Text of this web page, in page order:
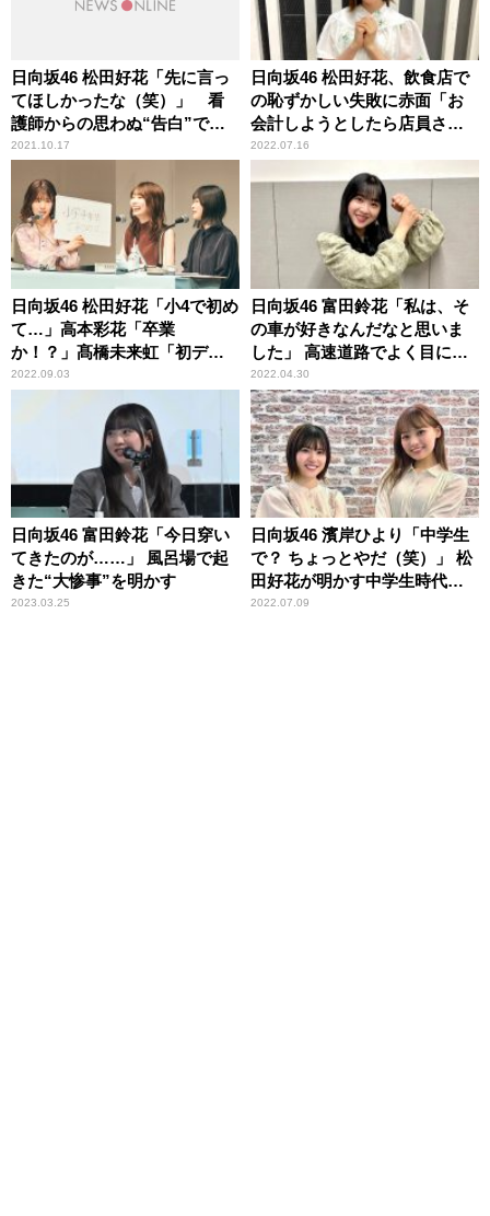
日向坂46 松田好花「先に言っ
てほしかったな（笑）」 看
護師からの思わぬ“告白”で頭
が真っ白になった顛末を明か
2021.10.17
日向坂46 松田好花、飲食店で
の恥ずかしい失敗に赤面「お
会計しようとしたら店員さん
が……」
2022.07.16
日向坂46 松田好花「小4で初め
て…」高本彩花「卒業
か！？」髙橋未来虹「初デー
ト！」 どこにも出してない
46松田好花の日向坂高校放送
部』公開収録イベントレポー
ト＜前編＞到着！
2022.09.03
日向坂46 富田鈴花「私は、そ
の車が好きなんだなと思いま
した」 高速道路でよく目につ
く車種を明かす
2022.04.30
日向坂46 富田鈴花「今日穿い
てきたのが……」 風呂場で起
きた“大惨事”を明かす
2023.03.25
日向坂46 濱岸ひより「中学生
で？ ちょっとやだ（笑）」 松
田好花が明かす中学生時代の
恥ずかしい一人称に苦笑
2022.07.09